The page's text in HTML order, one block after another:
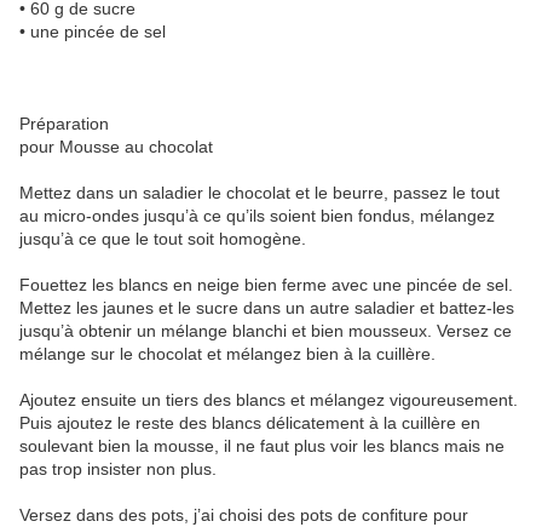
• 60 g de sucre
• une pincée de sel
Préparation
pour Mousse au chocolat
Mettez dans un saladier le chocolat et le beurre, passez le tout
au micro-ondes jusqu’à ce qu’ils soient bien fondus, mélangez
jusqu’à ce que le tout soit homogène.
Fouettez les blancs en neige bien ferme avec une pincée de sel.
Mettez les jaunes et le sucre dans un autre saladier et battez-les
jusqu’à obtenir un mélange blanchi et bien mousseux. Versez ce
mélange sur le chocolat et mélangez bien à la cuillère.
Ajoutez ensuite un tiers des blancs et mélangez vigoureusement.
Puis ajoutez le reste des blancs délicatement à la cuillère en
soulevant bien la mousse, il ne faut plus voir les blancs mais ne
pas trop insister non plus.
Versez dans des pots, j’ai choisi des pots de confiture pour